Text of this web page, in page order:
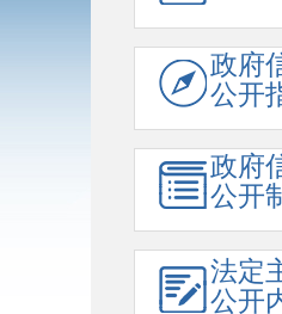
政府
公开
政府
公开
法定
公开